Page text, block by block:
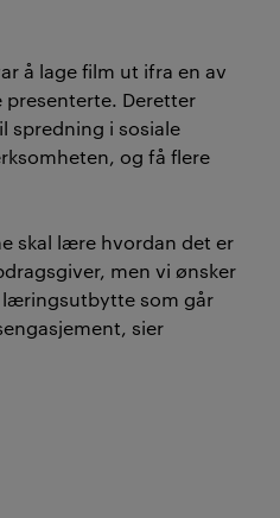
å lage film ut ifra en av
Deretter
spredning i sosiale
og få flere
skal lære hvordan det er
men vi ønsker
læringsutbytte som går
sier